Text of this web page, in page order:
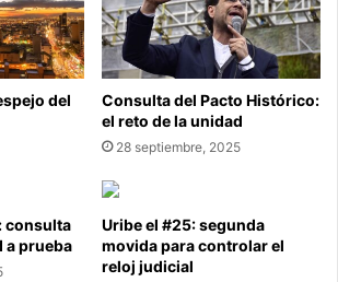
del
Consulta del Pacto Histórico:
el reto de la unidad
28 septiembre, 2025
consulta
a prueba
Uribe el #25: segunda
movida para controlar el
reloj judicial